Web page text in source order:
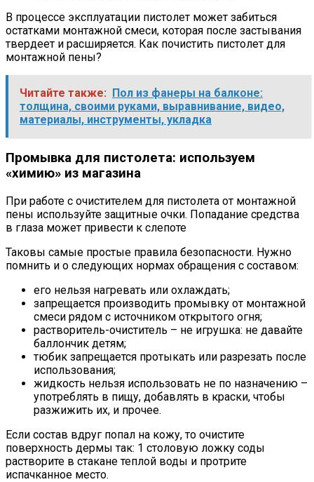
В процессе эксплуатации пистолет может забиться
остатками монтажной смеси, которая после застывания
твердеет и расширяется. Как почистить пистолет для
монтажной пены?
Читайте также: Пол из фанеры на балконе:
толщина, своими руками, выравнивание, видео,
материалы, инструменты, укладка
Промывка для пистолета: используем
«химию» из магазина
При работе с очистителем для пистолета от монтажной
пены используйте защитные очки. Попадание средства
в глаза может привести к слепоте
Таковы самые простые правила безопасности. Нужно
помнить и о следующих нормах обращения с составом:
его нельзя нагревать или охлаждать;
запрещается производить промывку от монтажной
смеси рядом с источником открытого огня;
растворитель-очиститель – не игрушка: не давайте
баллончик детям;
тюбик запрещается протыкать или разрезать после
использования;
жидкость нельзя использовать не по назначению –
употреблять в пищу, добавлять в краски, чтобы
разжижить их, и прочее.
Если состав вдруг попал на кожу, то очистите
поверхность дермы так: 1 столовую ложку соды
растворите в стакане теплой воды и протрите
испачканное место.